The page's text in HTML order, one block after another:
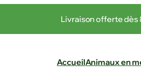
Livraison offerte dès
AccueilAnimaux en